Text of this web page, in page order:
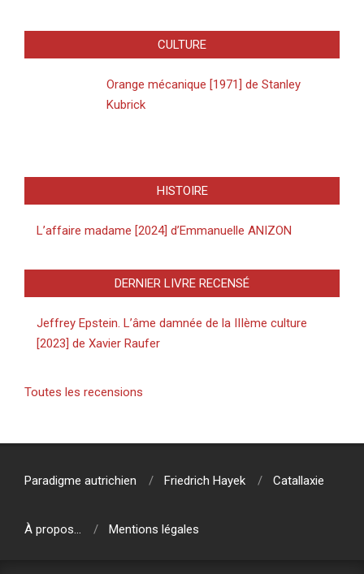
CULTURE
Orange mécanique [1971] de Stanley
Kubrick
HISTOIRE
L’affaire madame [2024] d’Emmanuelle ANIZON
DERNIER LIVRE RECENSÉ
Jeffrey Epstein. L’âme damnée de la IIIème culture
[2023] de Xavier Raufer
Toutes les recensions
Paradigme autrichien Friedrich Hayek Catallaxie
À propos… Mentions légales